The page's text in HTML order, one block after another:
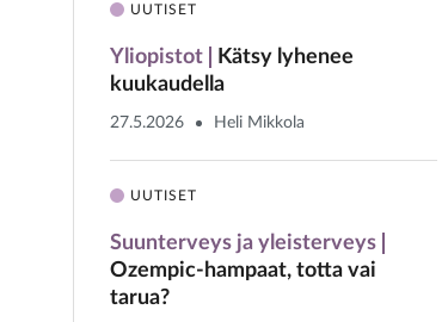
UUTISET
Yliopistot
Kätsy lyhenee
kuukaudella
27.5.2026 Heli Mikkola
UUTISET
Suunterveys ja yleisterveys
Ozempic-hampaat, totta vai
tarua?